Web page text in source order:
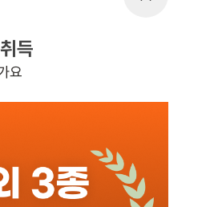
득
요